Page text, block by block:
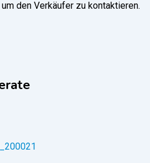
um den Verkäufer zu kontaktieren.